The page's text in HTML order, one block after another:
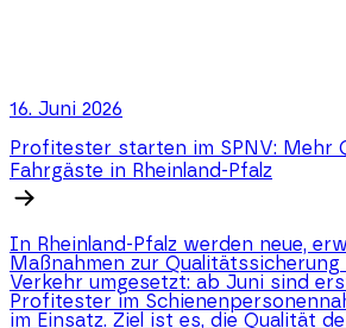
16. Juni 2026
Profitester starten im SPNV: Mehr
Fahrgäste in Rheinland-Pfalz
In Rheinland-Pfalz werden neue,
Maßnahmen zur
Verkehr umgesetzt: ab Juni sind
Profitester im
im Einsatz. Ziel ist es, die Qualität